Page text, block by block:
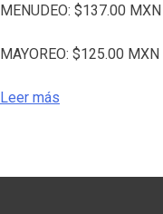
MENUDEO: $137.00 MXN
MAYOREO: $125.00 MXN
Leer más